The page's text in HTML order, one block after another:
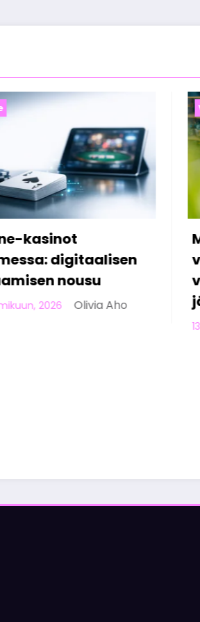
Miten suomalaiset
viettävät vapaa-
verkossa
jälkeen
Olivia